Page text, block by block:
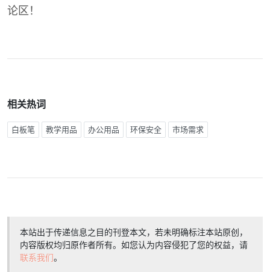
论区！
相关热词
白板笔 教学用品 办公用品 环保安全 市场需求
本站出于传递信息之目的刊登本文，若未明确标注本站原创，
内容版权均归原作者所有。如您认为内容侵犯了您的权益，请
联系我们。